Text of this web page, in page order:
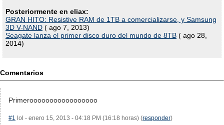
Posteriormente en eliax:
GRAN HITO: Resistive RAM de 1TB a comercializarse, y Samsung
3D V-NAND ( ago 7, 2013)
Seagate lanza el primer disco duro del mundo de 8TB ( ago 28,
2014)
Comentarios
Primerooooooooooooooooo
#1 lol - enero 15, 2013 - 04:18 PM (16:18 horas) (responder)